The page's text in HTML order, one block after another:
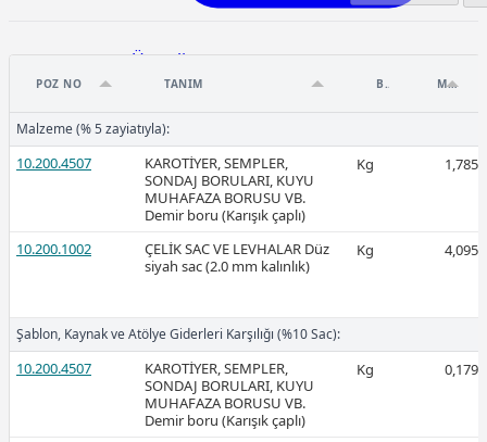
Ücretli
Ücretli
POZ NO TANIM BIRIM MIKTAR
Malzeme (% 5 zayiatıyla):
10.200.4507
KAROTİYER, SEMPLER,
SONDAJ BORULARI, KUYU
MUHAFAZA BORUSU VB.
Demir boru (Karışık çaplı)
Kg 1,785
10.200.1002
ÇELİK SAC VE LEVHALAR Düz
siyah sac (2.0 mm kalınlık)
Kg 4,095
Şablon, Kaynak ve Atölye Giderleri Karşılığı (%10 Sac):
10.200.4507
KAROTİYER, SEMPLER,
SONDAJ BORULARI, KUYU
MUHAFAZA BORUSU VB.
Demir boru (Karışık çaplı)
Kg 0,179